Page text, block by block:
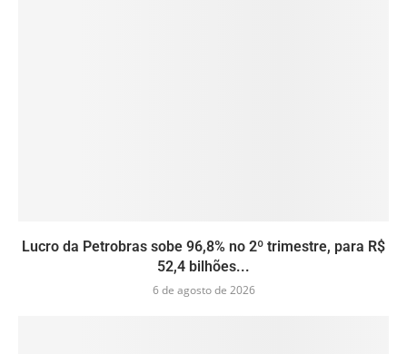
Lucro da Petrobras sobe 96,8% no 2º trimestre, para R$
52,4 bilhões...
6 de agosto de 2026